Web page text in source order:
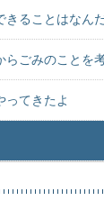
きることはなん
らごみのことを
ってきたよ